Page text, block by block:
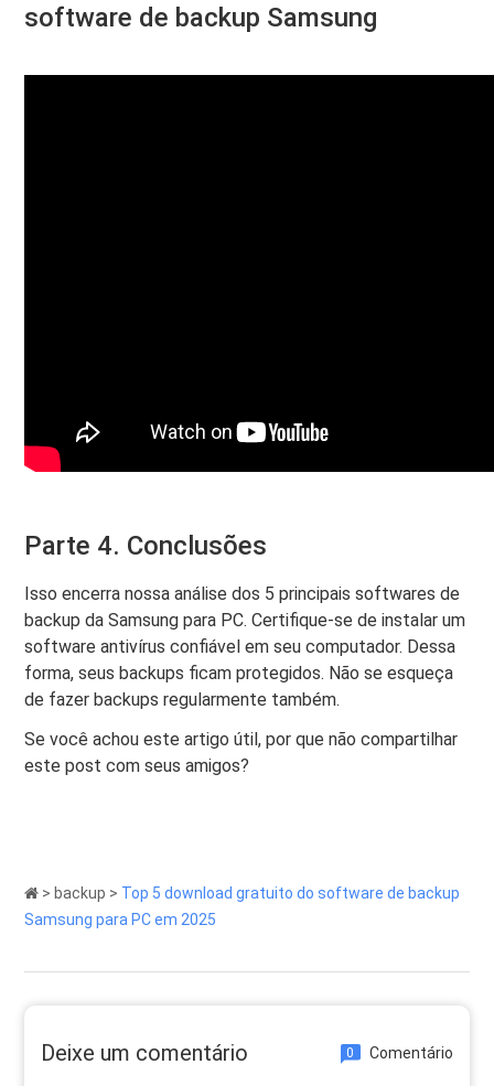
software de backup Samsung
Parte 4. Conclusões
Isso encerra nossa análise dos 5 principais softwares de
backup da Samsung para PC. Certifique-se de instalar um
software antivírus confiável em seu computador. Dessa
forma, seus backups ficam protegidos. Não se esqueça
de fazer backups regularmente também.
Se você achou este artigo útil, por que não compartilhar
este post com seus amigos?
> backup > Top 5 download gratuito do software de backup
Samsung para PC em 2025
Deixe um comentário 0 Comentário